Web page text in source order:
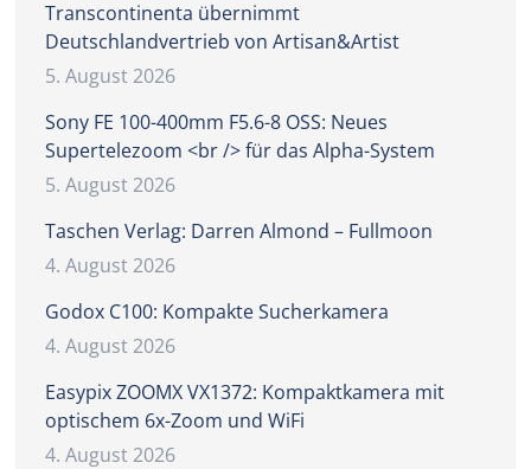
Transcontinenta übernimmt
Deutschlandvertrieb von Artisan&Artist
5. August 2026
Sony FE 100-400mm F5.6-8 OSS: Neues
Supertelezoom <br /> für das Alpha-System
5. August 2026
Taschen Verlag: Darren Almond – Fullmoon
4. August 2026
Godox C100: Kompakte Sucherkamera
4. August 2026
Easypix ZOOMX VX1372: Kompaktkamera mit
optischem 6x-Zoom und WiFi
4. August 2026